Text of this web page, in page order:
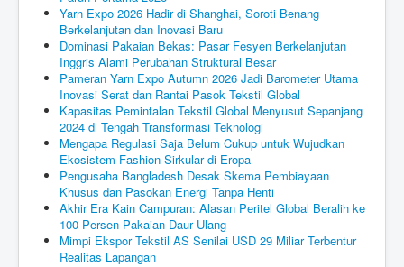
Yarn Expo 2026 Hadir di Shanghai, Soroti Benang
Berkelanjutan dan Inovasi Baru
Dominasi Pakaian Bekas: Pasar Fesyen Berkelanjutan
Inggris Alami Perubahan Struktural Besar
Pameran Yarn Expo Autumn 2026 Jadi Barometer Utama
Inovasi Serat dan Rantai Pasok Tekstil Global
Kapasitas Pemintalan Tekstil Global Menyusut Sepanjang
2024 di Tengah Transformasi Teknologi
Mengapa Regulasi Saja Belum Cukup untuk Wujudkan
Ekosistem Fashion Sirkular di Eropa
Pengusaha Bangladesh Desak Skema Pembiayaan
Khusus dan Pasokan Energi Tanpa Henti
Akhir Era Kain Campuran: Alasan Peritel Global Beralih ke
100 Persen Pakaian Daur Ulang
Mimpi Ekspor Tekstil AS Senilai USD 29 Miliar Terbentur
Realitas Lapangan